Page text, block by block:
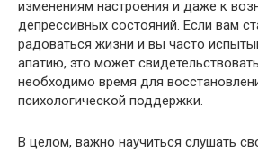
изменениям настроения и даже к
депрессивных состояний. Если вам
радоваться жизни и вы часто
апатию, это может
необходимо время для
психологической поддержки.
В целом, важно научиться слушать